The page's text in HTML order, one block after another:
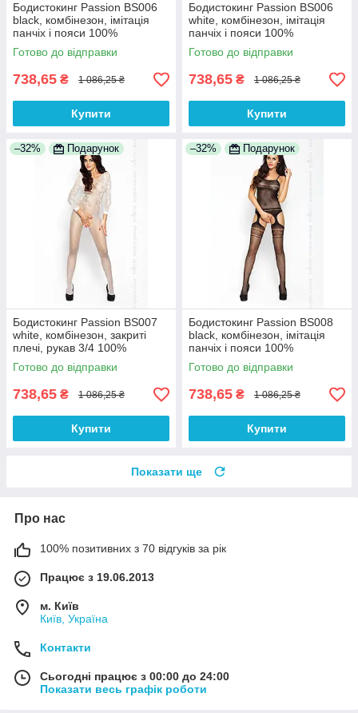
Бодистокинг Passion BS006
black, комбінезон, імітація
панчіх і пояси 100%
Анонімності
Готово до відправки
738,65 ₴ 1 086,25 ₴
Купити
Бодистокинг Passion BS006
white, комбінезон, імітація
панчіх і пояси 100%
Анонімності
Готово до відправки
738,65 ₴ 1 086,25 ₴
Купити
–32% Подарунок
Бодистокинг Passion BS007
white, комбінезон, закриті
плечі, рукав 3/4 100%
Анонімності
Готово до відправки
738,65 ₴ 1 086,25 ₴
Купити
–32% Подарунок
Бодистокинг Passion BS008
black, комбінезон, імітація
панчіх і пояси 100%
Анонімності
Готово до відправки
738,65 ₴ 1 086,25 ₴
Купити
Показати ще
Про нас
100% позитивних з 70 відгуків за рік
Працює з 19.06.2013
м. Київ
Київ, Україна
Контакти
Сьогодні працює з 00:00 до 24:00
Показати весь графік роботи